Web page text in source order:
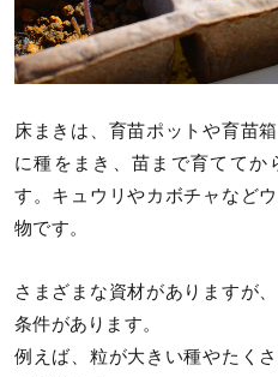
床まきは、育苗ポットや育苗
に種をまき、苗まで育ててか
す。キュウリやカボチャなど
物です。
さまざまな資材がありますが
条件があります。
例えば、粒が大きい種やたく